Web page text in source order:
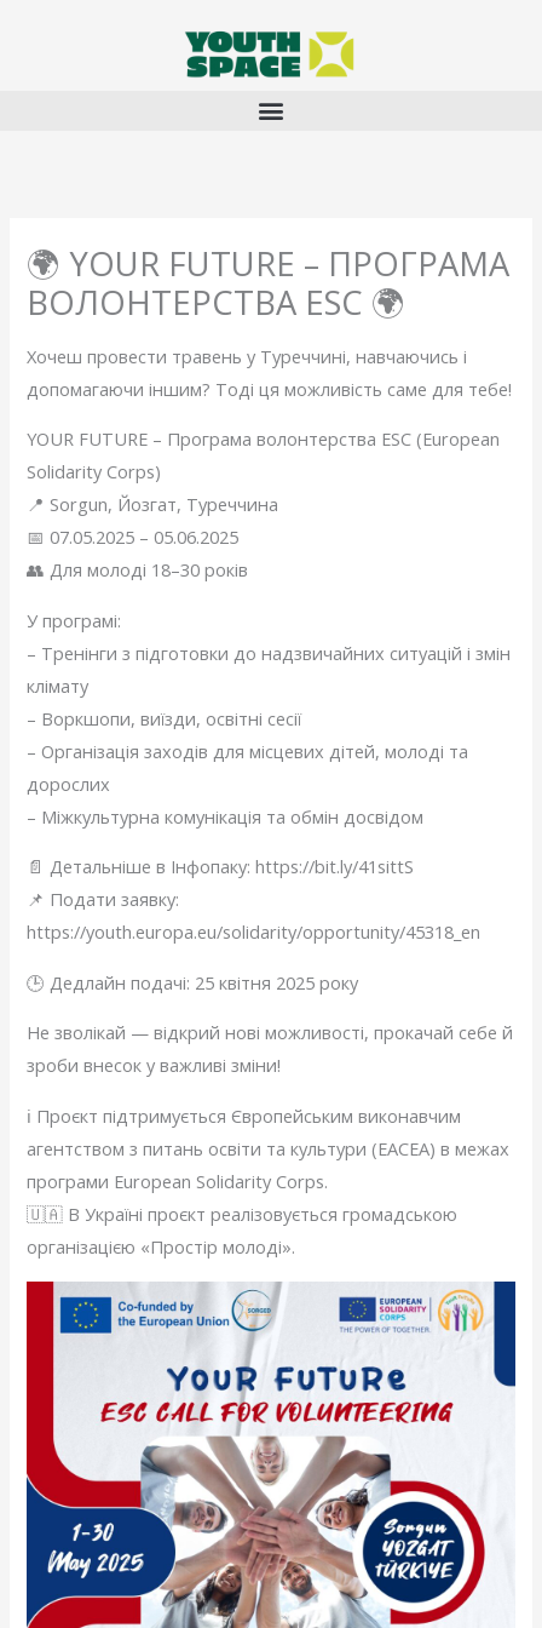
🌍 YOUR FUTURE – ПРОГРАМА
ВОЛОНТЕРСТВА ESC 🌍
Хочеш провести травень у Туреччині, навчаючись і
допомагаючи іншим? Тоді ця можливість саме для тебе!
YOUR FUTURE – Програма волонтерства ESC (European
Solidarity Corps)
📍 Sorgun, Йозгат, Туреччина
📅 07.05.2025 – 05.06.2025
👥 Для молоді 18–30 років
У програмі:
– Тренінги з підготовки до надзвичайних ситуацій і змін
клімату
– Воркшопи, виїзди, освітні сесії
– Організація заходів для місцевих дітей, молоді та
дорослих
– Міжкультурна комунікація та обмін досвідом
📄 Детальніше в Інфопаку: https://bit.ly/41sittS
📌 Подати заявку:
https://youth.europa.eu/solidarity/opportunity/45318_en
🕒 Дедлайн подачі: 25 квітня 2025 року
Не зволікай — відкрий нові можливості, прокачай себе й
зроби внесок у важливі зміни!
ℹ️ Проєкт підтримується Європейським виконавчим
агентством з питань освіти та культури (EACEA) в межах
програми European Solidarity Corps.
🇺🇦 В Україні проєкт реалізовується громадською
організацією «Простір молоді».